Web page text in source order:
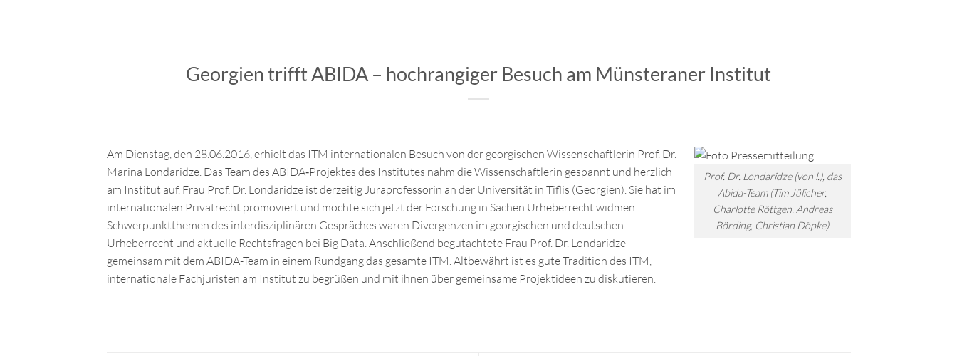
Georgien trifft ABIDA – hochrangiger Besuch am Münsteraner Institut
Prof. Dr. Londaridze (von l.), das
Abida-Team (Tim Jülicher,
Charlotte Röttgen, Andreas
Börding, Christian Döpke)
Am Dienstag, den 28.06.2016, erhielt das ITM internationalen Besuch von der georgischen Wissenschaftlerin Prof. Dr.
Marina Londaridze. Das Team des ABIDA‑Projektes des Institutes nahm die Wissenschaftlerin gespannt und herzlich
am Institut auf. Frau Prof. Dr. Londaridze ist derzeitig Juraprofessorin an der Universität in Tiflis (Georgien). Sie hat im
internationalen Privatrecht promoviert und möchte sich jetzt der Forschung in Sachen Urheberrecht widmen.
Schwerpunktthemen des interdisziplinären Gespräches waren Divergenzen im georgischen und deutschen
Urheberrecht und aktuelle Rechtsfragen bei Big Data. Anschließend begutachtete Frau Prof. Dr. Londaridze
gemeinsam mit dem ABIDA-Team in einem Rundgang das gesamte ITM. Altbewährt ist es gute Tradition des ITM,
internationale Fachjuristen am Institut zu begrüßen und mit ihnen über gemeinsame Projektideen zu diskutieren.